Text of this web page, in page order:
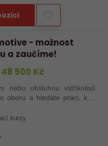
- možnost
a zaučíme!
500 Kč
nebo obsluhou vstřikolisů
oboru a hledáte práci, kde
kurzy